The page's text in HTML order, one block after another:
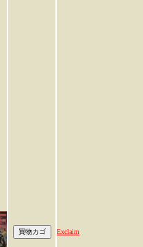
Exclaim